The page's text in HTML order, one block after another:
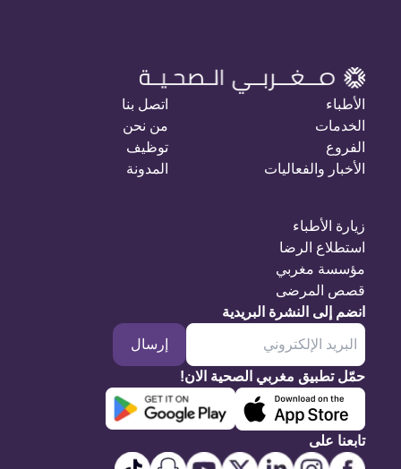
الأطباء
الخدمات
الفروع
الأخبار والفعاليات
اتصل بنا
من نحن
توظيف
المدونة
زيارة الأطباء
استطلاع الرضا
مؤسسة مغربي
قصص المرضى
انضم إلى النشرة البريدية
إرسال
حمّل تطبيق مغربي الصحية الان!
تابعنا على